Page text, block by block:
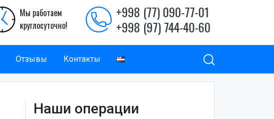
Мы работаем
круглосуточно!
+998 (77) 090-77-01
+998 (97) 744-40-60
Отзывы Контакты
Наши операции